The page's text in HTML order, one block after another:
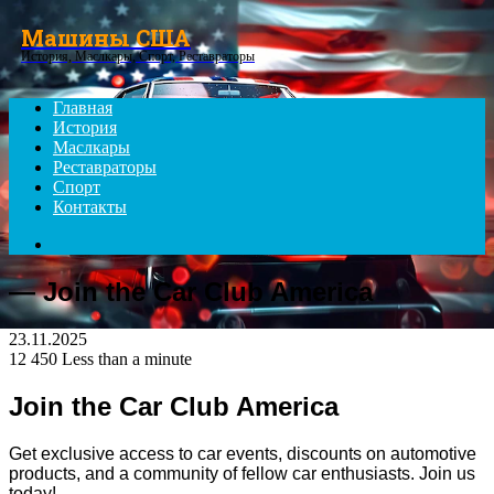
Menu
Машины США
История, Маслкары, Спорт, Реставраторы
Главная
История
Маслкары
Реставраторы
Спорт
Контакты
for
— Join the Car Club America
23.11.2025
12 450 Less than a minute
Join the Car Club America
Get exclusive access to car events, discounts on automotive
products, and a community of fellow car enthusiasts. Join us